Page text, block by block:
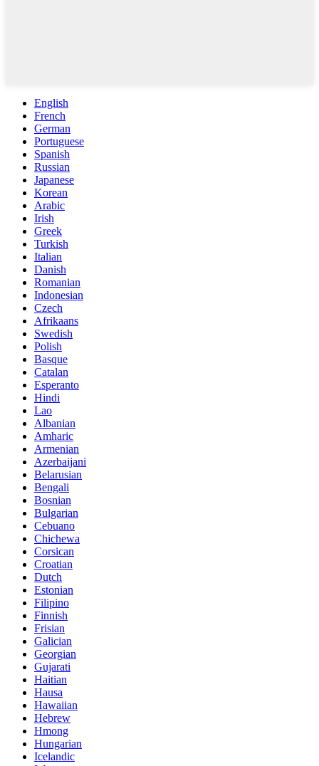
English
French
German
Portuguese
Spanish
Russian
Japanese
Korean
Arabic
Irish
Greek
Turkish
Italian
Danish
Romanian
Indonesian
Czech
Afrikaans
Swedish
Polish
Basque
Catalan
Esperanto
Hindi
Lao
Albanian
Amharic
Armenian
Azerbaijani
Belarusian
Bengali
Bosnian
Bulgarian
Cebuano
Chichewa
Corsican
Croatian
Dutch
Estonian
Filipino
Finnish
Frisian
Galician
Georgian
Gujarati
Haitian
Hausa
Hawaiian
Hebrew
Hmong
Hungarian
Icelandic